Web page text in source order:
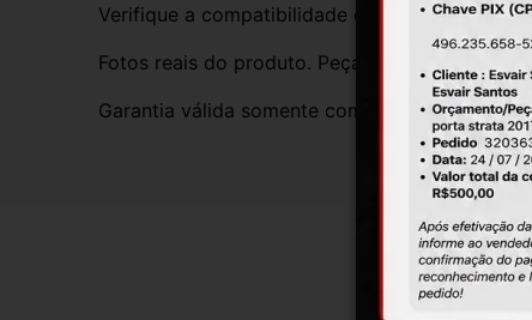
Verifique a compatibilidade com seu veículo.
Fotos reais do produto. Peça exatamente igual
Garantia válida somente com instalação por